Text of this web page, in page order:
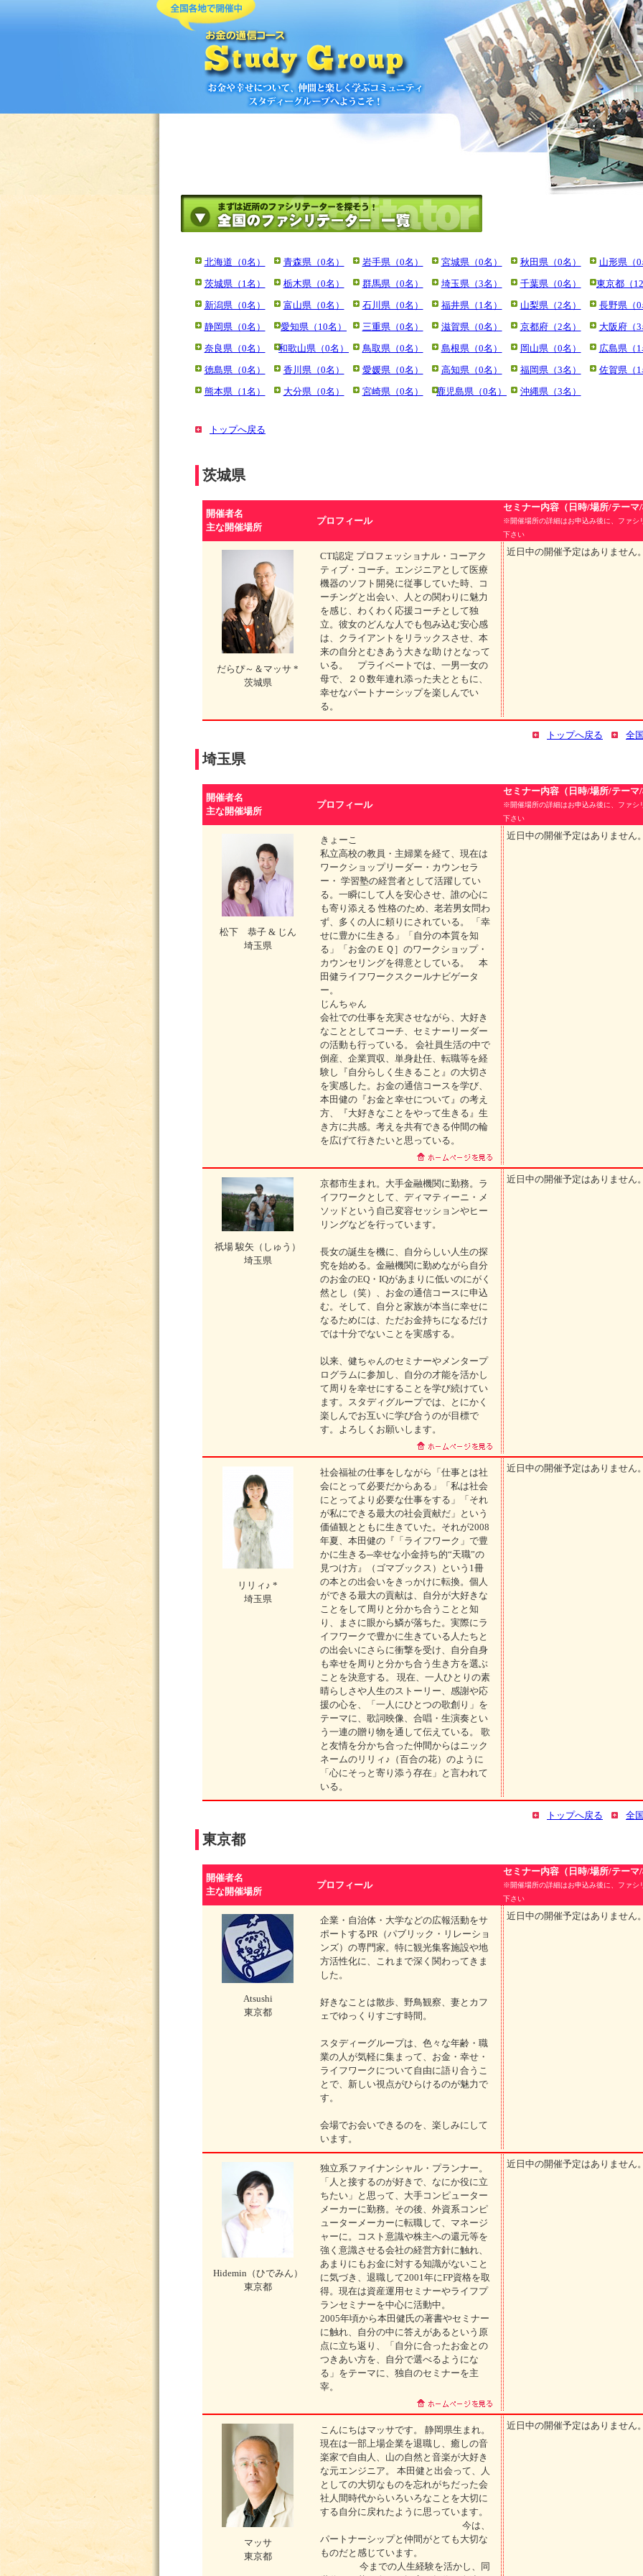
北海道（0名） 青森県（0名） 岩手県（0名） 宮城県（0名） 秋田県（0名）
山形県（
茨城県（1名）
栃木県（0名） 群馬県（0名） 埼玉県（3名） 千葉県（0名）
東京都（
新潟県（0名）
富山県（0名） 石川県（0名） 福井県（1名） 山梨県（2名）
長野県（
静岡県（0名）
愛知県（10名） 三重県（0名） 滋賀県（0名） 京都府（2名）
大阪府（
奈良県（0名）
和歌山県（0名） 鳥取県（0名） 島根県（0名） 岡山県（0名）
広島県（
徳島県（0名）
香川県（0名） 愛媛県（0名） 高知県（0名） 福岡県（3名）
佐賀県（
熊本県（1名）
大分県（0名） 宮崎県（0名） 鹿児島県（0名） 沖縄県（3名）
トップへ戻る
茨城県
開催者名
主な開催場所
プロフィール
セミナー内容（日時/場所/テーマ
※開催場所の詳細はお申込み後に、ファシ
下さい
だらぴ～＆マッサ *
茨城県
CTI認定 プロフェッショナル・コーアク
ティブ・コーチ。エンジニアとして医療
機器のソフト開発に従事していた時、コ
ーチングと出会い、人との関わりに魅力
を感じ、わくわく応援コーチとして独
立。彼女のどんな人でも包み込む安心感
は、クライアントをリラックスさせ、本
来の自分とむきあう大きな助 けとなって
いる。 プライベートでは、一男一女の
母で、２０数年連れ添った夫とともに、
幸せなパートナーシップを楽しんでい
る。
近日中の開催予定はありません
全
トップへ戻る
埼玉県
開催者名
主な開催場所
プロフィール
セミナー内容（日時/場所/テーマ
※開催場所の詳細はお申込み後に、ファシ
下さい
松下 恭子 & じん
埼玉県
きょーこ
私立高校の教員・主婦業を経て、現在は
ワークショップリーダー・カウンセラ
ー・ 学習塾の経営者として活躍してい
る。一瞬にして人を安心させ、誰の心に
も寄り添える 性格のため、老若男女問わ
ず、多くの人に頼りにされている。 「幸
せに豊かに生きる」「自分の本質を知
る」「お金のＥＱ］のワークショップ・
カウンセリングを得意としている。 本
田健ライフワークスクールナビゲータ
ー。
じんちゃん
会社での仕事を充実させながら、大好き
なこととしてコーチ、セミナーリーダー
の活動も行っている。 会社員生活の中で
倒産、企業買収、単身赴任、転職等を経
験し『自分らしく生きること』の大切さ
を実感した。お金の通信コースを学び、
本田健の『お金と幸せについて』の考え
方、『大好きなことをやって生きる』生
き方に共感。考えを共有できる仲間の輪
を広げて行きたいと思っている。
近日中の開催予定はありません
祇場 駿矢（しゅう）
埼玉県
京都市生まれ。大手金融機関に勤務。ラ
イフワークとして、ディマティーニ・メ
ソッドという自己変容セッションやヒー
リングなどを行っています。
長女の誕生を機に、自分らしい人生の探
究を始める。金融機関に勤めながら自分
のお金のEQ・IQがあまりに低いのにがく
然とし（笑）、お金の通信コースに申込
む。そして、自分と家族が本当に幸せに
なるためには、ただお金持ちになるだけ
では十分でないことを実感する。
以来、健ちゃんのセミナーやメンタープ
ログラムに参加し、自分の才能を活かし
て周りを幸せにすることを学び続けてい
ます。スタディグループでは、とにかく
楽しんでお互いに学び合うのが目標で
す。よろしくお願いします。
近日中の開催予定はありません
リリィ♪ *
埼玉県
社会福祉の仕事をしながら「仕事とは社
会にとって必要だからある」「私は社会
にとってより必要な仕事をする」「それ
が私にできる最大の社会貢献だ」という
価値観とともに生きていた。それが2008
年夏、本田健の『「ライフワーク」で豊
かに生きる─幸せな小金持ち的“天職”の
見つけ方』（ゴマブックス）という1冊
の本との出会いをきっかけに転換。個人
ができる最大の貢献は、自分が大好きな
ことをして周りと分かち合うことと知
り、まさに眼から鱗が落ちた。実際にラ
イフワークで豊かに生きている人たちと
の出会いにさらに衝撃を受け、自分自身
も幸せを周りと分かち合う生き方を選ぶ
ことを決意する。 現在、一人ひとりの素
晴らしさや人生のストーリー、感謝や応
援の心を、「一人にひとつの歌創り」を
テーマに、歌詞映像、合唱・生演奏とい
う一連の贈り物を通して伝えている。 歌
と友情を分かち合った仲間からはニック
ネームのリリィ♪（百合の花）のように
「心にそっと寄り添う存在」と言われて
いる。
近日中の開催予定はありません
全
トップへ戻る
東京都
開催者名
主な開催場所
プロフィール
セミナー内容（日時/場所/テーマ
※開催場所の詳細はお申込み後に、ファシ
下さい
Atsushi
東京都
企業・自治体・大学などの広報活動をサ
ポートするPR（パブリック・リレーショ
ンズ）の専門家。特に観光集客施設や地
方活性化に、これまで深く関わってきま
した。
好きなことは散歩、野鳥観察、妻とカフ
ェでゆっくりすごす時間。
スタディーグループは、色々な年齢・職
業の人が気軽に集まって、お金・幸せ・
ライフワークについて自由に語り合うこ
とで、新しい視点がひらけるのが魅力で
す。
会場でお会いできるのを、楽しみにして
います。
近日中の開催予定はありません
Hidemin（ひでみん）
東京都
独立系ファイナンシャル・プランナー。
「人と接するのが好きで、なにか役に立
ちたい」と思って、大手コンピューター
メーカーに勤務。その後、外資系コンピ
ューターメーカーに転職して、マネージ
ャーに。コスト意識や株主への還元等を
強く意識させる会社の経営方針に触れ、
あまりにもお金に対する知識がないこと
に気づき、退職して2001年にFP資格を取
得。現在は資産運用セミナーやライフプ
ランセミナーを中心に活動中。
2005年頃から本田健氏の著書やセミナー
に触れ、自分の中に答えがあるという原
点に立ち返り、「自分に合ったお金との
つきあい方を、自分で選べるようにな
る」をテーマに、独自のセミナーを主
宰。
近日中の開催予定はありません
マッサ
東京都
こんにちはマッサです。 静岡県生まれ。
現在は一部上場企業を退職し、癒しの音
楽家で自由人、山の自然と音楽が大好き
な元エンジニア。 本田健と出会って、人
としての大切なものを忘れがちだった会
社人間時代からいろいろなことを大切に
する自分に戻れたように思っています。
今は、
パートナーシップと仲間がとても大切な
ものだと感じています。
今までの人生経験を活かし、同
近日中の開催予定はありません